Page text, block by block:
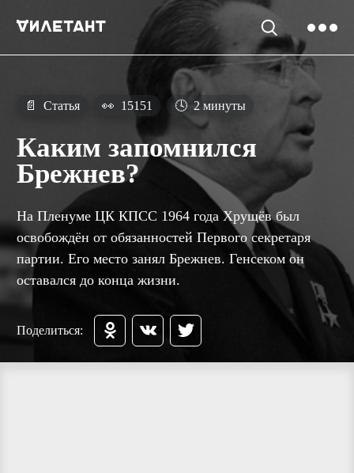
📄 Статья 👀 15151 🕓 2 минуты
Каким запомнился
Брежнев?
На Пленуме ЦК КПСС 1964 года Хрущёв был
освобождён от обязанностей Первого секретаря
партии. Его место занял Брежнев. Генсеком он
оставался до конца жизни.
Поделиться: